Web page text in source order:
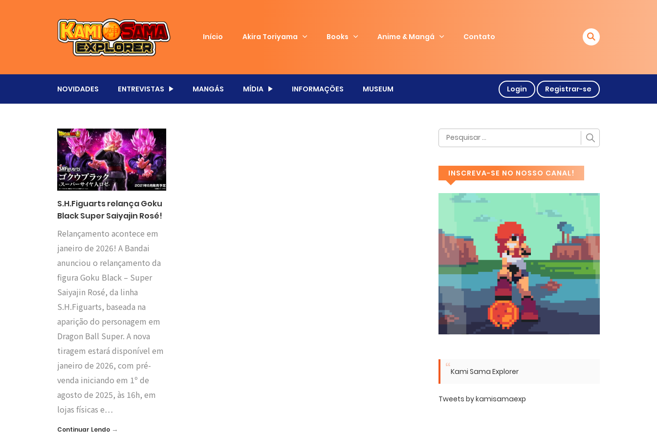
Início Akira Toriyama Books Anime & Mangá Contato
NOVIDADES ENTREVISTAS MANGÁS MÍDIA INFORMAÇÕES MUSEUM Login Registrar-se
S.H.Figuarts relança Goku
Black Super Saiyajin Rosé!
Relançamento acontece em
janeiro de 2026! A Bandai
anunciou o relançamento da
figura Goku Black – Super
Saiyajin Rosé, da linha
S.H.Figuarts, baseada na
aparição do personagem em
Dragon Ball Super. A nova
tiragem estará disponível em
janeiro de 2026, com pré-
venda iniciando em 1º de
agosto de 2025, às 16h, em
lojas físicas e…
Continuar Lendo →
INSCREVA-SE NO NOSSO CANAL!
Kami Sama Explorer
Tweets by kamisamaexp